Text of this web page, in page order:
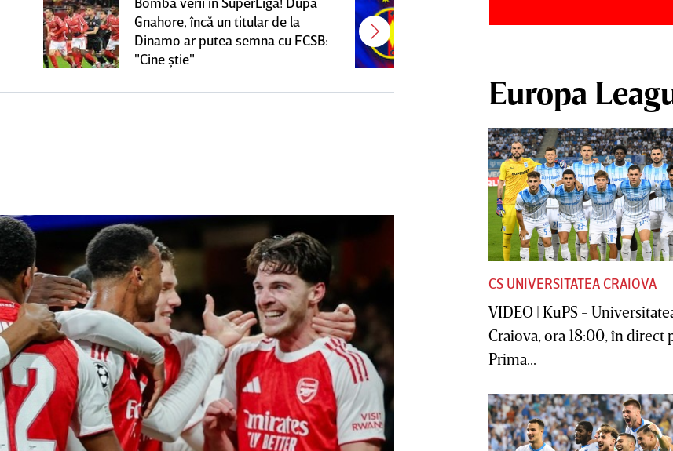
Gnahore, încă un titular de la
Dinamo ar putea semna cu FCSB:
"Cine ştie"
jucător campion şi câştigător de
Europa
CS UNIVERSITATEA CRAIOVA
VIDEO | KuPS -
Craiova, ora 18:00, în direct
Prima...